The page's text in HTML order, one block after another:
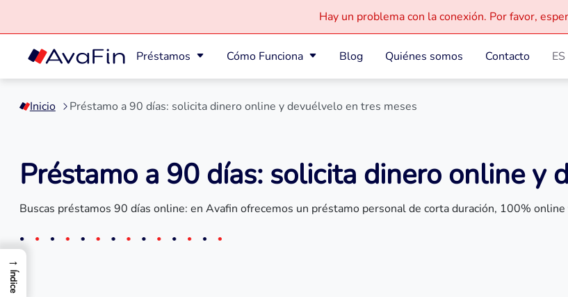
Saltar
contenido
Hay un problema con la conexión. Por favor,
Préstamos Cómo Funciona Blog Quiénes somos Contacto ES
Inicio Préstamo a 90 días: solicita dinero online y devuélvelo en tres meses
Préstamo a 90 días: solicita dinero online y
Buscas préstamos 90 días online: en Avafin ofrecemos un préstamo personal de corta duración, 100%
→
Índice